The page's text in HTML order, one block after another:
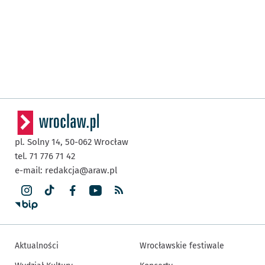
pl. Solny 14, 50-062 Wrocław
tel. 71 776 71 42
e-mail: redakcja@araw.pl
Aktualności
Wrocławskie festiwale